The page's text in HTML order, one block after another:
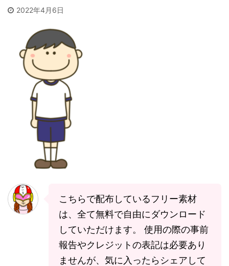
2022年4月6日
こちらで配布しているフリー素材
は、全て無料で自由にダウンロード
していただけます。 使用の際の事前
報告やクレジットの表記は必要あり
ませんが、気に入ったらシェアして